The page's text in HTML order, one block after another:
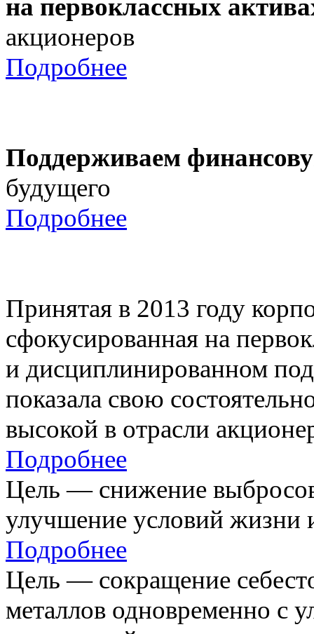
на первоклассных
акционеров
Подробнее
Поддерживаем
будущего
Подробнее
Принятая в 2013 году
сфокусированная на
и дисциплинированном
показала свою
высокой в отрасли
Подробнее
Цель — снижение
улучшение условий жизни
Подробнее
Цель — сокращение
металлов одновременно с